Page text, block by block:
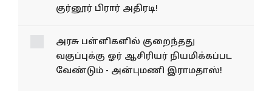
குர்னூர் பிரார் அதிரடி!
அரசு பள்ளிகளில் குறைந்தது
வகுப்புக்கு ஓர் ஆசிரியர் நியமிக்கப்பட
வேண்டும் - அன்புமணி இராமதாஸ்!